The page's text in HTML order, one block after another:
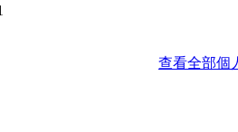
查看全部個